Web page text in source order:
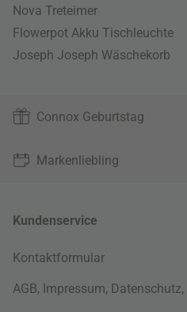
Nova Treteimer
Flowerpot Akku Tischleuchte
Joseph Joseph Wäschekorb
Connox Geburtstag
Markenliebling
Kundenservice
Kontaktformular
AGB, Impressum, Datenschutz,